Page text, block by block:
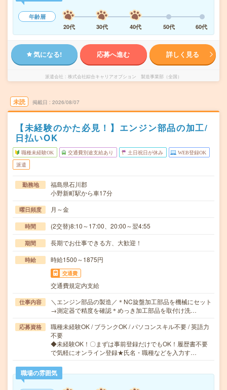
年齢層
20代
30代 40代 50代 60代
気になる! 応募へ進む 詳しく見る
派遣会社 株式会社綜合キャリアオプション 製造事業部（全国）
未読 掲載日 2026/08/07
【未経験のかた必見！】エンジン部品の加工/
日払いOK
職種未経験OK 交通費別途支給あり 土日祝日が休み WEB登録OK
派遣
勤務地
福島県石川郡
小野新町駅から車17分
曜日頻度 月～金
時間 (2交替)8:10～17:00、20:00～翌4:55
期間 長期でお仕事できる方、大歓迎！
時給 時給1500～1875円
交通費
交通費規定内支給
仕事内容
＼エンジン部品の製造／＊NC旋盤加工部品を機械にセット
→測定器で精度を確認＊めっき加工部品を取付け洗…
応募資格
職種未経験OK / ブランクOK / パソコンスキル不要 / 英語力
不要
◆未経験OK！〇まずは事前登録だけでもOK！履歴書不要
で気軽にオンライン登録★氏名・職種などを入力す…
職場の雰囲気